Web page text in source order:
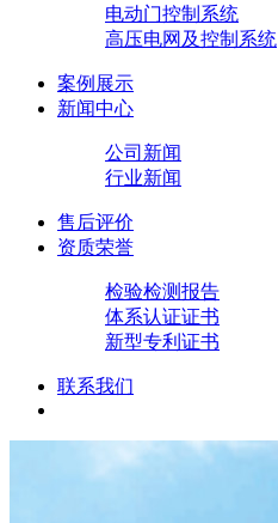
电动门控制系统
高压电网及控制系统
案例展示
新闻中心
公司新闻
行业新闻
售后评价
资质荣誉
检验检测报告
体系认证证书
新型专利证书
联系我们